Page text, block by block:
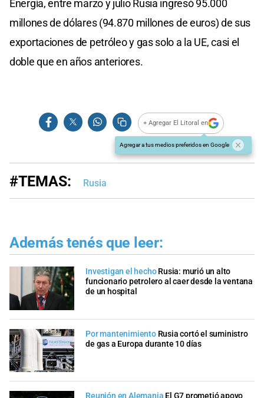
Energía, entre marzo y julio Rusia ingresó 95.000
millones de dólares (94.870 millones de euros) de sus
exportaciones de petróleo y gas solo a la UE, casi el
doble que en años anteriores.
+ Agregar El Litoral en
Agregar a tus medios preferidos en Google
#TEMAS: Rusia
Además tenés que leer:
Investigan el hecho Rusia: murió un alto
funcionario petrolero al caer desde la ventana
de un hospital
Por mantenimiento Rusia cortó el suministro
de gas a Europa durante 10 días